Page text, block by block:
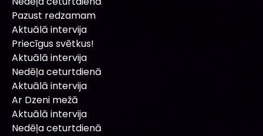
Pazust redzamam
Aktuālā intervija
Priecīgus svētkus!
Aktuālā intervija
Nedēļa ceturtdienā
Aktuālā intervija
Ar Dzeni mežā
Aktuālā intervija
Nedēļa ceturtdienā